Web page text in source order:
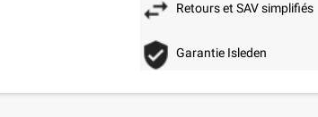
Retours et SAV simplifiés
Garantie Isleden